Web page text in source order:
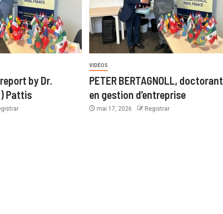
by Dr.
Pattis
VIDÉOS
PETER BERTAGNOLL, doctorant
en gestion d’entreprise
mai 17, 2026 Registrar